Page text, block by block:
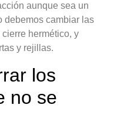
aunque sea un
debemos cambiar las
hermético, y
y rejillas.
los
no se